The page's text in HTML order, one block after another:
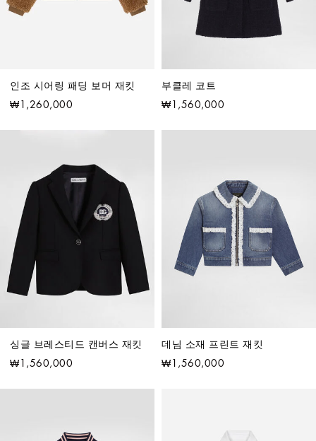
인조 시어링 패딩 보머 재킷
₩1,260,000
부클레 코트
₩1,560,000
싱글 브레스티드 캔버스 재킷
₩1,560,000
데님 소재 프린트 재킷
₩1,560,000